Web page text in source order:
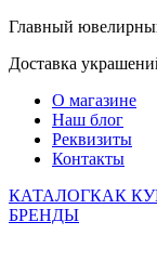
Главный
Доставка
О магазине
Наш блог
Реквизиты
Контакты
КАТАЛОГКАК
БРЕНДЫ